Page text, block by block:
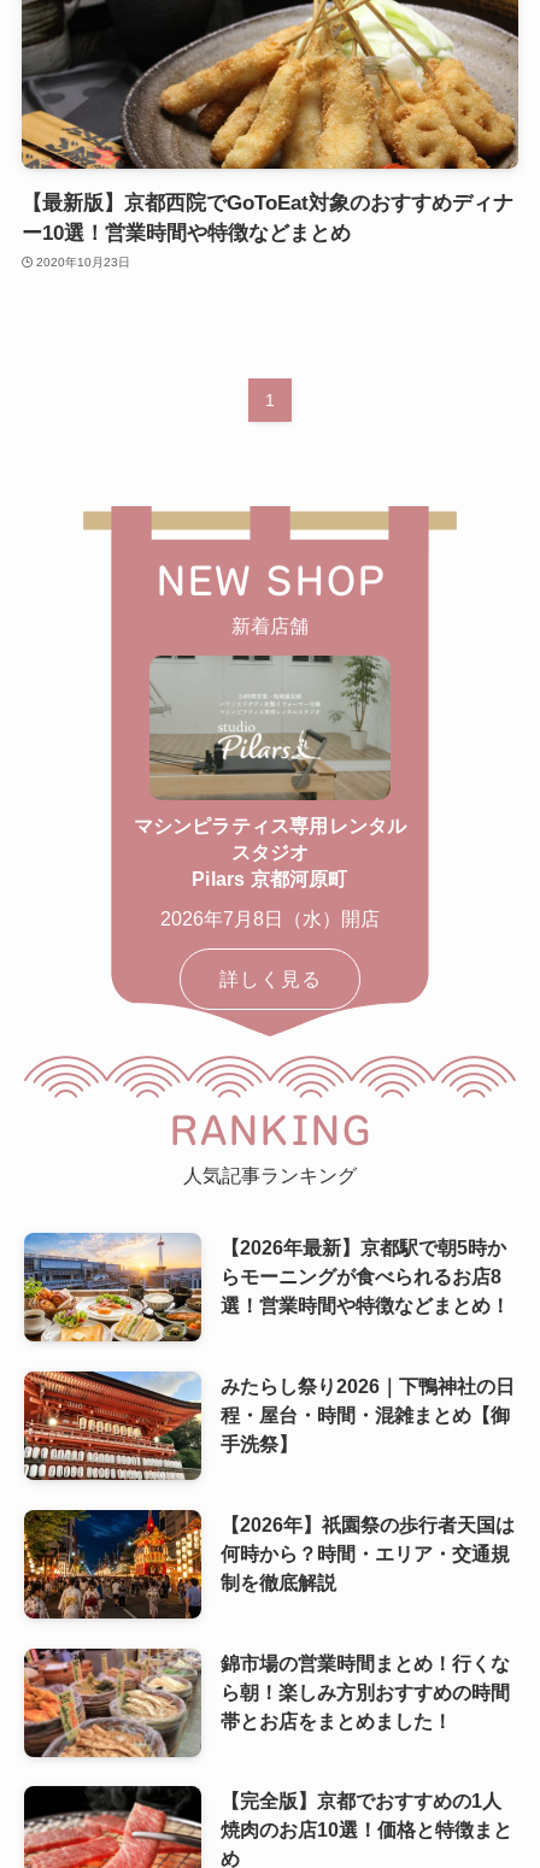
【最新版】京都西院でGoToEat対象のおすすめディナ
ー10選！営業時間や特徴などまとめ
2020年10月23日
1
NEW SHOP
新着店舗
マシンピラティス専用レンタル
スタジオ
Pilars 京都河原町
2026年7月8日（水）開店
詳しく見る
RANKING
人気記事ランキング
【2026年最新】京都駅で朝5時か
らモーニングが食べられるお店8
選！営業時間や特徴などまとめ！
みたらし祭り2026｜下鴨神社の日
程・屋台・時間・混雑まとめ【御
手洗祭】
【2026年】祇園祭の歩行者天国は
何時から？時間・エリア・交通規
制を徹底解説
錦市場の営業時間まとめ！行くな
ら朝！楽しみ方別おすすめの時間
帯とお店をまとめました！
【完全版】京都でおすすめの1人
焼肉のお店10選！価格と特徴まと
め